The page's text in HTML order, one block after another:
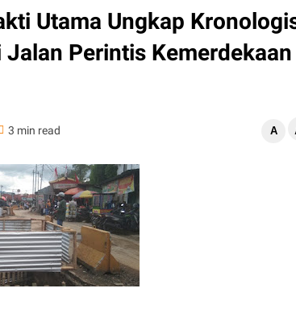
Utama Ungkap
Perintis Kemerdekaan
3 min read A